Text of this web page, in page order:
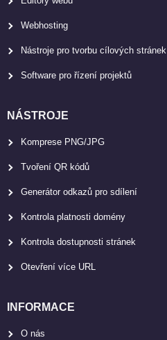
Webhosting
Nástroje pro tvorbu cílových stránek
Software pro řízení projektů
NÁSTROJE
Komprese PNG/JPG
Tvoření QR kódů
Generátor odkazů pro sdílení
Kontrola platnosti domény
Kontrola dostupnosti stránek
Otevření více URL
INFORMACE
O nás